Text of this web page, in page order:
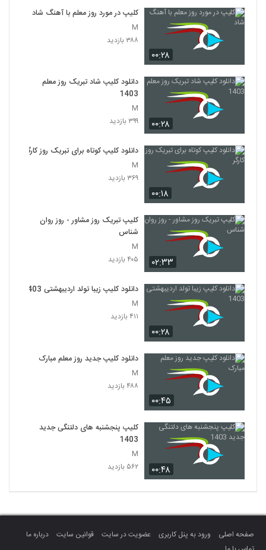
۰۰:۲۸
کلیپ در مورد روز معلم با آهنگ شاد
M
۳۸۸ بازدید
۰۰:۲۸
دانلود کلیپ شاد تبریک روز معلم
1403
M
۳۹۹ بازدید
۰۰:۱۸
دانلود کلیپ کوتاه برای تبریک روز کارگر
M
۳۶۹ بازدید
۰۲:۳۳
کلیپ تبریک روز مشاور - روز روان
شناس
M
۴۰۵ بازدید
۰۰:۲۸
دانلود کلیپ زیبا تولد اردیبهشتی 1403
M
۴۱۱ بازدید
۰۰:۴۵
دانلود کلیپ جدید روز معلم مبارک
M
۴۸۸ بازدید
۰۰:۴۸
کلیپ پنجشنبه های دلتنگی جدید
1403
M
۵۶۲ بازدید
صفحه اصلی ورود به پنل کاربری عضویت در سایت قوانین سایت
درباره ما